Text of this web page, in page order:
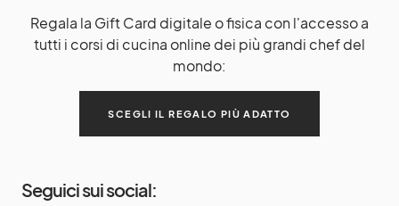
Regala la Gift Card digitale o fisica con l'accesso a
tutti i corsi di cucina online dei più grandi chef del
mondo:
SCEGLI IL REGALO PIÙ ADATTO
Seguici sui social: